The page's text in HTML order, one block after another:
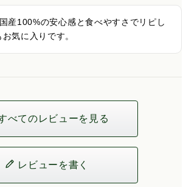
産100%の安心感と食べやすさでリピし
気に入りです。
べてのレビューを見る
レビューを書く